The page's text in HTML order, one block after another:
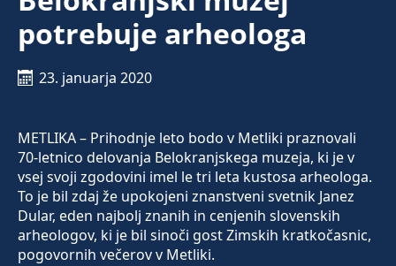
potrebuje arheologa
23. januarja 2020
METLIKA – Prihodnje leto bodo v Metliki praznovali
70-letnico delovanja Belokranjskega muzeja, ki je v
vsej svoji zgodovini imel le tri leta kustosa arheologa.
To je bil zdaj že upokojeni znanstveni svetnik Janez
Dular, eden najbolj znanih in cenjenih slovenskih
arheologov, ki je bil sinoči gost Zimskih kratkočasnic,
pogovornih večerov v Metliki.